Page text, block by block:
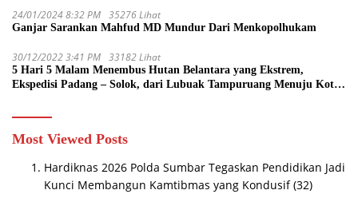
24/01/2024 8:32 PM 35276 Lihat
Ganjar Sarankan Mahfud MD Mundur Dari Menkopolhukam
30/12/2022 3:41 PM 33182 Lihat
5 Hari 5 Malam Menembus Hutan Belantara yang Ekstrem,
Ekspedisi Padang – Solok, dari Lubuak Tampuruang Menuju Koto
Most Viewed Posts
Hardiknas 2026 Polda Sumbar Tegaskan Pendidikan Jadi
Kunci Membangun Kamtibmas yang Kondusif (32)